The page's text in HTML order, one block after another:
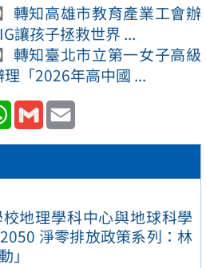
地理學科中心與地球科學
淨零排放政策系列：林
」
轉知高雄市教育產業工會辦
讓孩子拯救世界 ...
轉知臺北市立第一女子高級
「2026年高中國 ...
WhatsApp
Gmail